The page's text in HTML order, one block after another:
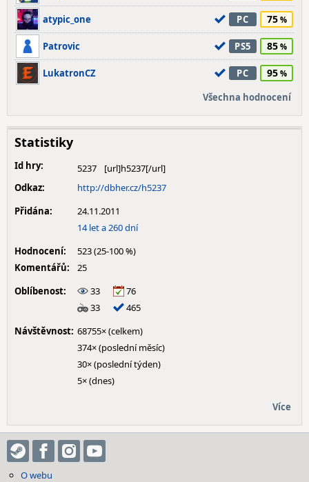
atypic_one PC 75
Patrovic PS5 85
LukatronCZ PC 95
Všechna hodnocení
Statistiky
Id hry:
5237
Odkaz:
http://dbher.cz/h5237
Přidána:
24.11.2011
14 let a 260 dní
Hodnocení:
523 (25-100 %)
Komentářů:
25
Oblíbenost:
33
76
33
465
Návštěvnost: 68755× (celkem)
374× (poslední měsíc)
30× (poslední týden)
5× (dnes)
Více
O webu